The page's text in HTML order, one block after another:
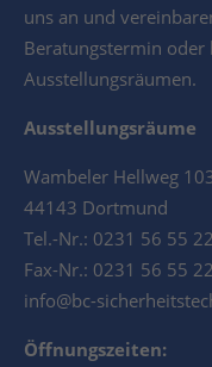
uns an und
Beratungstermin oder
Ausstellungsräumen.
Ausstellungsräume
Wambeler Hellweg
44143 Dortmund
Tel.-Nr.: 0231 56 55
Fax-Nr.: 0231 56 55
info@bc-
Öffnungszeiten: